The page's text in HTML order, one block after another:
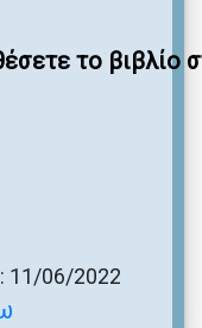
το βιβλίο
11/06/2022